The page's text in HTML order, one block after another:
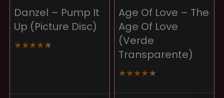
Danzel – Pump It
Up (Picture Disc)
★★★★★
Age Of Love – The
Age Of Love
(Verde
Transparente)
★★★★★